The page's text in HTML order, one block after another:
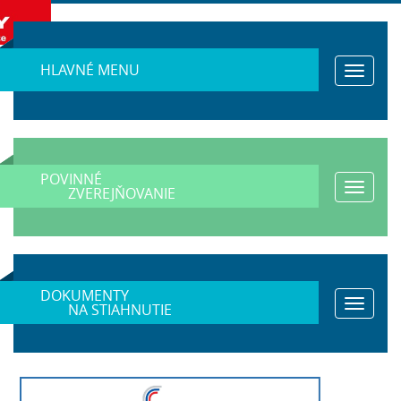
HLAVNÉ MENU
Toggle
POVINNÉ
ZVEREJŇOVANIE
Toggle
DOKUMENTY
NA STIAHNUTIE
Toggle